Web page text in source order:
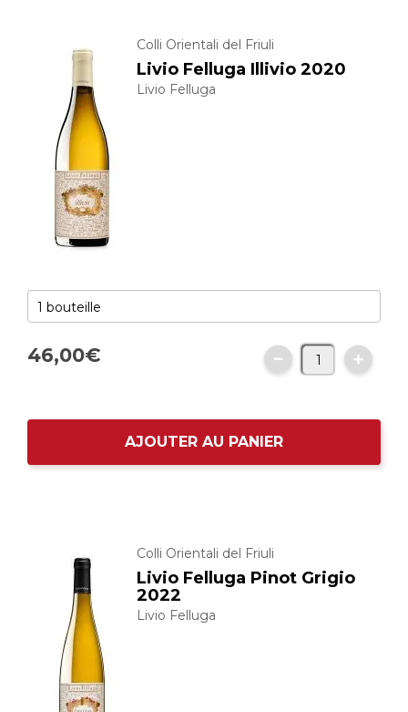
Colli Orientali del Friuli
Livio Felluga Illivio 2020
Livio Felluga
46,00€
AJOUTER AU PANIER
Colli Orientali del Friuli
Livio Felluga Pinot Grigio
2022
Livio Felluga